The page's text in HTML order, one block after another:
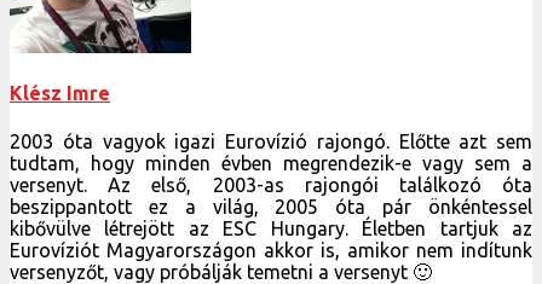
Klész Imre
2003 óta vagyok igazi Eurovízió rajongó. Előtte azt sem
tudtam, hogy minden évben megrendezik-e vagy sem a
versenyt. Az első, 2003-as rajongói találkozó óta
beszippantott ez a világ, 2005 óta pár önkéntessel
kibővülve létrejött az ESC Hungary. Életben tartjuk az
Eurovíziót Magyarországon akkor is, amikor nem indítunk
versenyzőt, vagy próbálják temetni a versenyt 🙂